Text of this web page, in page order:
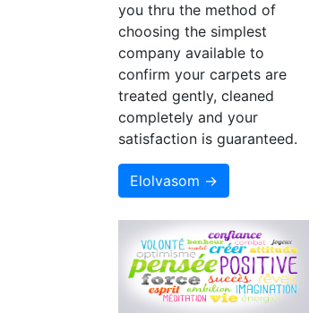
you thru the method of
choosing the simplest
company available to
confirm your carpets are
treated gently, cleaned
completely and your
satisfaction is guaranteed.
Elolvasom →